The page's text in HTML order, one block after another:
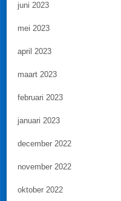
juni 2023
mei 2023
april 2023
maart 2023
februari 2023
januari 2023
december 2022
november 2022
oktober 2022